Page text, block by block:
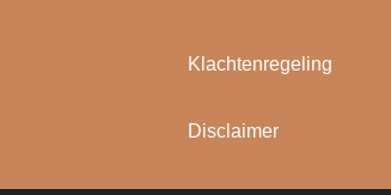
Klachtenregeling
Disclaimer